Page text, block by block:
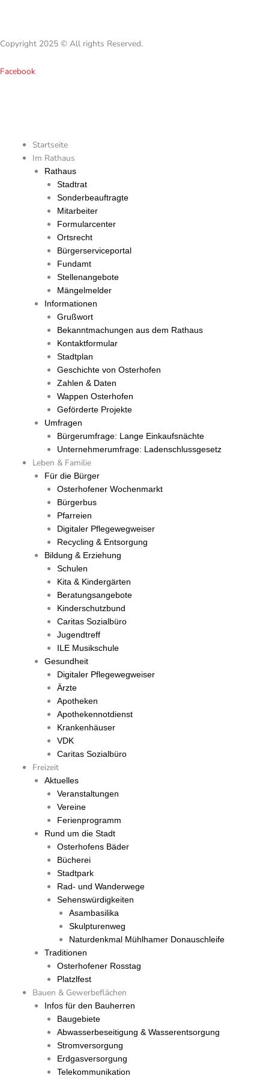
Copyright 2025 © All rights Reserved.
Facebook
Startseite
Im Rathaus
Rathaus
Stadtrat
Sonderbeauftragte
Mitarbeiter
Formularcenter
Ortsrecht
Bürgerserviceportal
Fundamt
Stellenangebote
Mängelmelder
Informationen
Grußwort
Bekanntmachungen aus dem Rathaus
Kontaktformular
Stadtplan
Geschichte von Osterhofen
Zahlen & Daten
Wappen Osterhofen
Geförderte Projekte
Umfragen
Bürgerumfrage: Lange Einkaufsnächte
Unternehmerumfrage: Ladenschlussgesetz
Leben & Familie
Für die Bürger
Osterhofener Wochenmarkt
Bürgerbus
Pfarreien
Digitaler Pflegewegweiser
Recycling & Entsorgung
Bildung & Erziehung
Schulen
Kita & Kindergärten
Beratungsangebote
Kinderschutzbund
Caritas Sozialbüro
Jugendtreff
ILE Musikschule
Gesundheit
Digitaler Pflegewegweiser
Ärzte
Apotheken
Apothekennotdienst
Krankenhäuser
VDK
Caritas Sozialbüro
Freizeit
Aktuelles
Veranstaltungen
Vereine
Ferienprogramm
Rund um die Stadt
Osterhofens Bäder
Bücherei
Stadtpark
Rad- und Wanderwege
Sehenswürdigkeiten
Asambasilika
Skulpturenweg
Naturdenkmal Mühlhamer Donauschleife
Traditionen
Osterhofener Rosstag
Platzlfest
Bauen & Gewerbeflächen
Infos für den Bauherren
Baugebiete
Abwasserbeseitigung & Wasserentsorgung
Stromversorgung
Erdgasversorgung
Telekommunikation